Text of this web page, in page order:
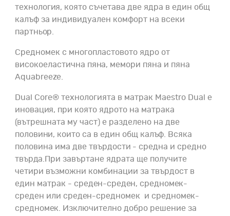
технология, която съчетава две ядра в един общ
калъф за индивидуален комфорт на всеки
партньор.
Средномек с многопластовото ядро от
високоеластична пяна, мемори пяна и пяна
Aquabreeze.
Dual Core® технологията в матрак Maestro Dual е
иновация, при която ядрото на матрака
(вътрешната му част) е разделено на две
половини, които са в един общ калъф. Всяка
половина има две твърдости - средна и средно
твърда.При завъртане ядрата ще получите
четири възможни комбинации за твърдост в
един матрак - среден-среден, средномек-
среден или среден-средномек и средномек-
средномек. Изключително добро решение за